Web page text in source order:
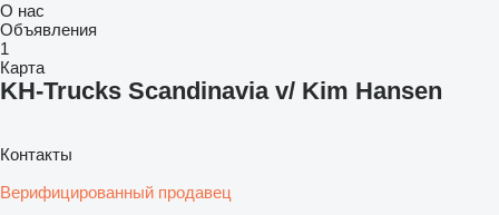
О нас
Объявления
1
Карта
KH-Trucks Scandinavia v/ Kim Hansen
Контакты
Верифицированный продавец